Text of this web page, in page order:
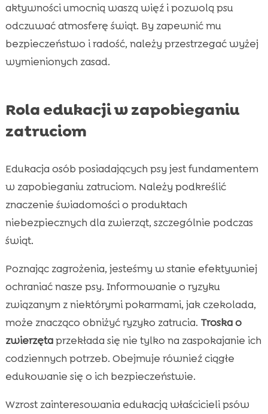
aktywności umocnią waszą więź i pozwolą psu
odczuwać atmosferę świąt. By zapewnić mu
bezpieczeństwo i radość, należy przestrzegać wyżej
wymienionych zasad.
Rola edukacji w zapobieganiu
zatruciom
Edukacja osób posiadających psy jest fundamentem
w zapobieganiu zatruciom. Należy podkreślić
znaczenie świadomości o produktach
niebezpiecznych dla zwierząt, szczególnie podczas
świąt.
Poznając zagrożenia, jesteśmy w stanie efektywniej
ochraniać nasze psy. Informowanie o ryzyku
związanym z niektórymi pokarmami, jak czekolada,
może znacząco obniżyć ryzyko zatrucia. Troska o
zwierzętaprzekłada się nie tylko na zaspokajanie ich
codziennych potrzeb. Obejmuje równieź ciągłe
edukowanie się o ich bezpieczeństwie.
Wzrost zainteresowania edukacją właścicieli psów